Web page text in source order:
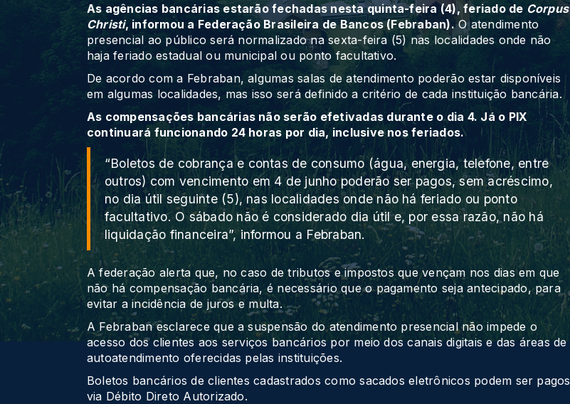
As agências bancárias estarão fechadas nesta quinta-feira (4), feriado de Corpus
Christi, informou a Federação Brasileira de Bancos (Febraban).O atendimento
presencial ao público será normalizado na sexta-feira (5) nas localidades onde não
haja feriado estadual ou municipal ou ponto facultativo.
De acordo com a Febraban, algumas salas de atendimento poderão estar disponíveis
em algumas localidades, mas isso será definido a critério de cada instituição bancária.
As compensações bancárias não serão efetivadas durante o dia 4. Já o PIX
continuará funcionando 24 horas por dia, inclusive nos feriados.
“Boletos de cobrança e contas de consumo (água, energia, telefone, entre
outros) com vencimento em 4 de junho poderão ser pagos, sem acréscimo,
no dia útil seguinte (5), nas localidades onde não há feriado ou ponto
facultativo. O sábado não é considerado dia útil e, por essa razão, não há
liquidação financeira”, informou a Febraban.
A federação alerta que, no caso de tributos e impostos que vençam nos dias em que
não há compensação bancária, é necessário que o pagamento seja antecipado, para
evitar a incidência de juros e multa.
A Febraban esclarece que a suspensão do atendimento presencial não impede o
acesso dos clientes aos serviços bancários por meio dos canais digitais e das áreas de
autoatendimento oferecidas pelas instituições.
Boletos bancários de clientes cadastrados como sacados eletrônicos podem ser pagos
via Débito Direto Autorizado.